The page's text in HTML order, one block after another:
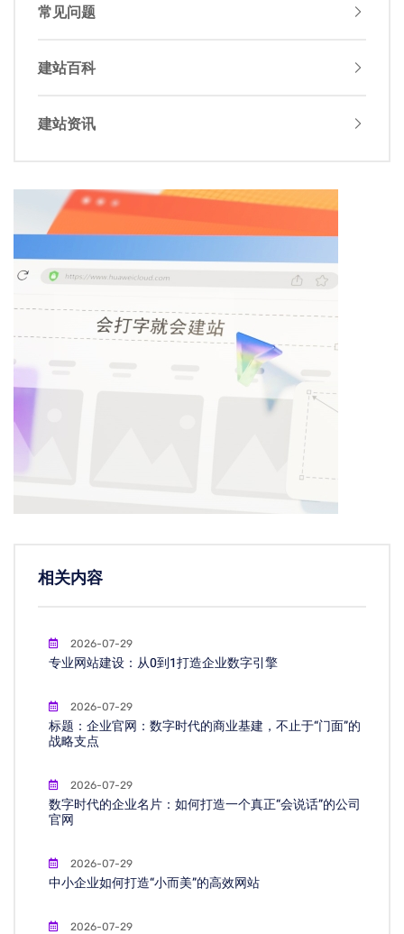
常见问题
建站百科
建站资讯
相关内容
2026-07-29
专业网站建设：从0到1打造企业数字引擎
2026-07-29
标题：企业官网：数字时代的商业基建，不止于“门面”的
战略支点
2026-07-29
数字时代的企业名片：如何打造一个真正“会说话”的公司
官网
2026-07-29
中小企业如何打造“小而美”的高效网站
2026-07-29